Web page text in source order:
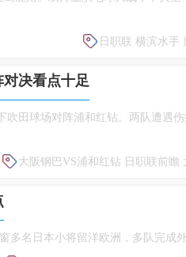
日职联 横滨水手
对决看点十足
吹田球场对阵浦和红钻。两队遭遇
大阪钢巴VS浦和红钻 日职联前瞻
多名日本小将留洋欧洲，多队完成